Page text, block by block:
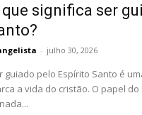
que significa ser
- julho 30, 2026
guiado pelo Espírito Santo é
a vida do cristão. O papel